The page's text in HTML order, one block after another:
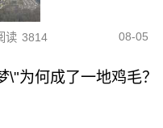
读 3814 08-05
为何成了一地鸡毛？